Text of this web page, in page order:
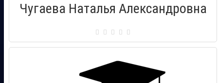
Чугаева Наталья Александровна
Сертификат: 000283
Город: Псков